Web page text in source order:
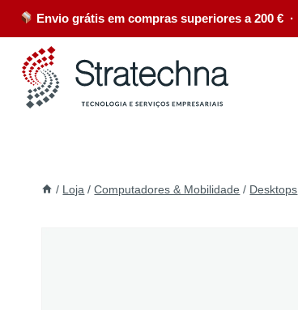
Envio grátis em compras superiores a 200 € ·
/ Loja / Computadores & Mobilidade / Desktops